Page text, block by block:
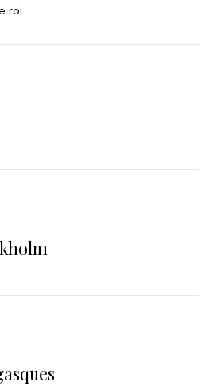
roi
apparaît donc comme une